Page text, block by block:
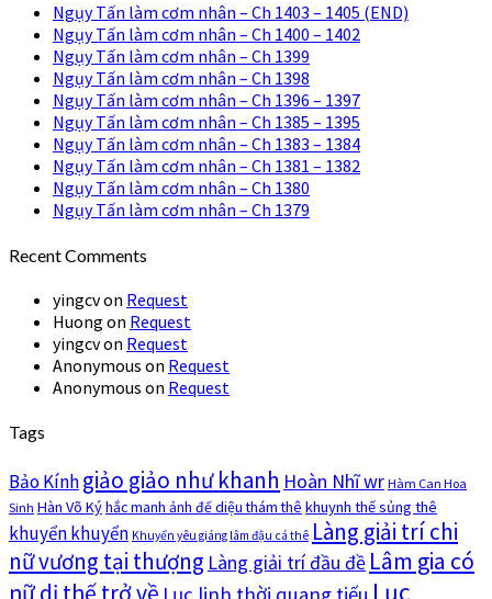
Ngụy Tấn làm cơm nhân – Ch 1403 – 1405 (END)
Ngụy Tấn làm cơm nhân – Ch 1400 – 1402
Ngụy Tấn làm cơm nhân – Ch 1399
Ngụy Tấn làm cơm nhân – Ch 1398
Ngụy Tấn làm cơm nhân – Ch 1396 – 1397
Ngụy Tấn làm cơm nhân – Ch 1385 – 1395
Ngụy Tấn làm cơm nhân – Ch 1383 – 1384
Ngụy Tấn làm cơm nhân – Ch 1381 – 1382
Ngụy Tấn làm cơm nhân – Ch 1380
Ngụy Tấn làm cơm nhân – Ch 1379
Recent Comments
yingcvon Request
Huong on Request
yingcvon Request
Anonymous on Request
Anonymous on Request
Tags
Bảo Kínhgiảo giảo như khanh Hoàn Nhĩ wr Hàm Can Hoa
Sinh Hàn Võ Kýhắc manh ảnh đế diệu thám thê khuynh thế sủng thê
khuyển khuyển Khuyển yêu giáng lâm đậu cá thê Làng giải trí chi
nữ vương tại thượng Làng giải trí đầu đề Lâm gia có
Lục